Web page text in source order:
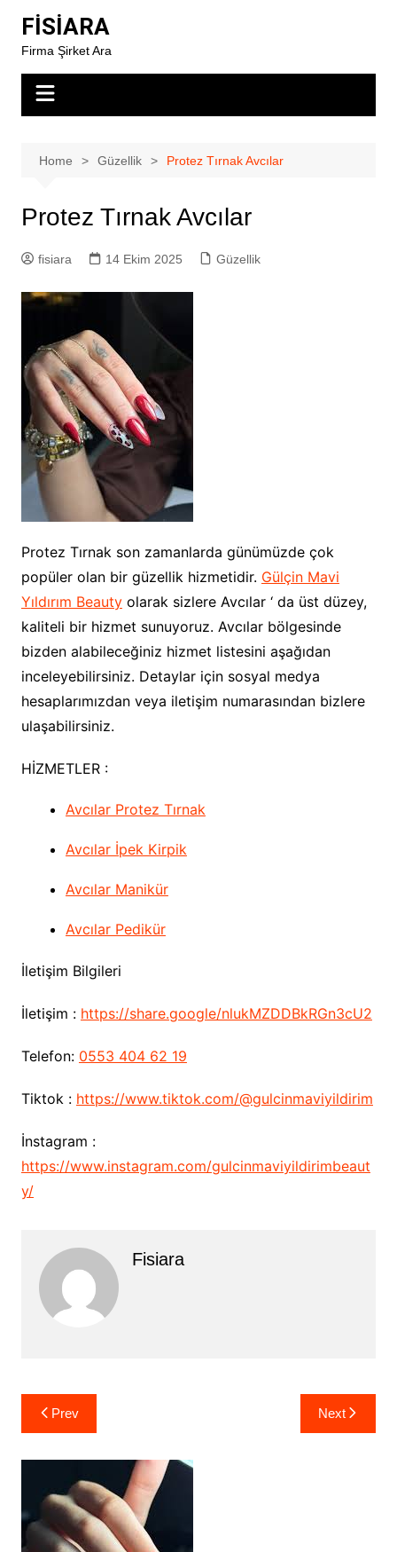
content
FİSİARA
Firma Şirket Ara
Home Güzellik Protez Tırnak Avcılar
Protez Tırnak Avcılar
fisiara 14 Ekim 2025 Güzellik
Protez Tırnak son zamanlarda günümüzde çok
popüler olan bir güzellik hizmetidir. Gülçin Mavi
Yıldırım Beautyolarak sizlere Avcılar ‘ da üst düzey,
kaliteli bir hizmet sunuyoruz. Avcılar bölgesinde
bizden alabileceğiniz hizmet listesini aşağıdan
inceleyebilirsiniz. Detaylar için sosyal medya
hesaplarımızdan veya iletişim numarasından bizlere
ulaşabilirsiniz.
HİZMETLER :
Avcılar Protez Tırnak
Avcılar İpek Kirpik
Avcılar Manikür
Avcılar Pedikür
İletişim Bilgileri
İletişim : https://share.google/nlukMZDDBkRGn3cU2
Telefon: 0553 404 62 19
Tiktok : https://www.tiktok.com/@gulcinmaviyildirim
İnstagram :
https://www.instagram.com/gulcinmaviyildirimbeaut
y/
Fisiara
Yazı
gezinmesi
Prev Next